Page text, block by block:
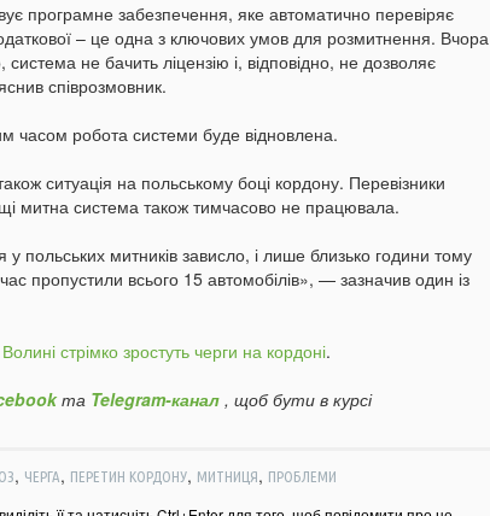
програмне забезпечення, яке автоматично перевіряє
податкової – це одна з ключових умов для розмитнення. Вчора
система не бачить ліцензію і, відповідно, не дозволяє
співрозмовник.
часом робота системи буде відновлена.
ситуація на польському боці кордону. Перевізники
митна система також тимчасово не працювала.
польських митників зависло, і лише близько години тому
пропустили всього 15 автомобілів», — зазначив один із
стрімко зростуть черги на кордоні.
та Telegram-канал , щоб бути в курсі
, ЧЕРГА, ПЕРЕТИН КОРДОНУ, МИТНИЦЯ, ПРОБЛЕМИ